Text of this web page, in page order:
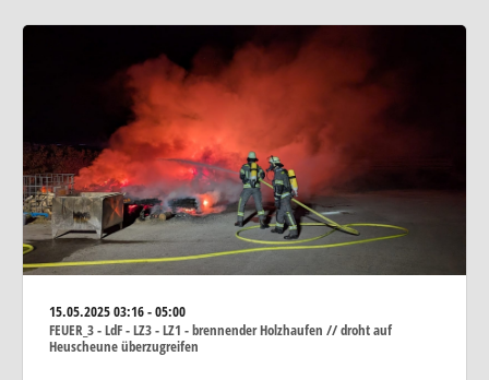
15.05.202503:16 - 05:00
FEUER_3 - LdF - LZ3 - LZ1 - brennender Holzhaufen // droht auf
Heuscheune überzugreifen